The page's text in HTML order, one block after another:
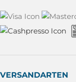
VERSANDARTEN